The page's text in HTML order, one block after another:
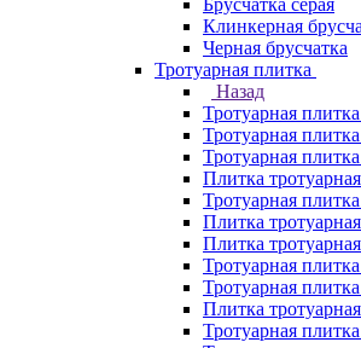
Брусчатка серая
Клинкерная
Черная брусчатка
Тротуарная плитка
Назад
Тротуарная плитка
Тротуарная
Тротуарная
Плитка
Тротуарная
Плитка
Плитка
Тротуарная
Тротуарная
Плитка
Тротуарная